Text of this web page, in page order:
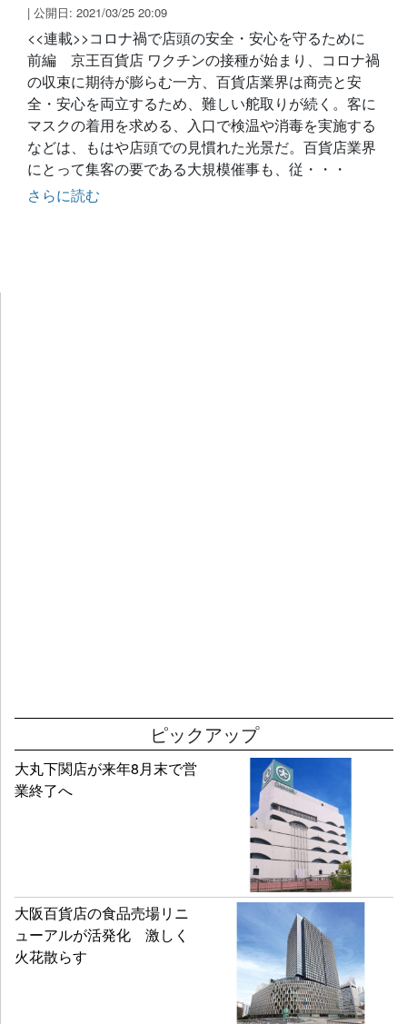
| 公開日: 2021/03/25 20:09
<<連載>>コロナ禍で店頭の安全・安心を守るために
前編 京王百貨店 ワクチンの接種が始まり、コロナ禍
の収束に期待が膨らむ一方、百貨店業界は商売と安
全・安心を両立するため、難しい舵取りが続く。客に
マスクの着用を求める、入口で検温や消毒を実施する
などは、もはや店頭での見慣れた光景だ。百貨店業界
にとって集客の要である大規模催事も、従・・・
さらに読む
ピックアップ
大丸下関店が来年8月末で営
業終了へ
大阪百貨店の食品売場リニ
ューアルが活発化 激しく
火花散らす